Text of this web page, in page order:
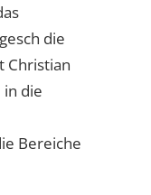
die
Christian
in die
Bereiche